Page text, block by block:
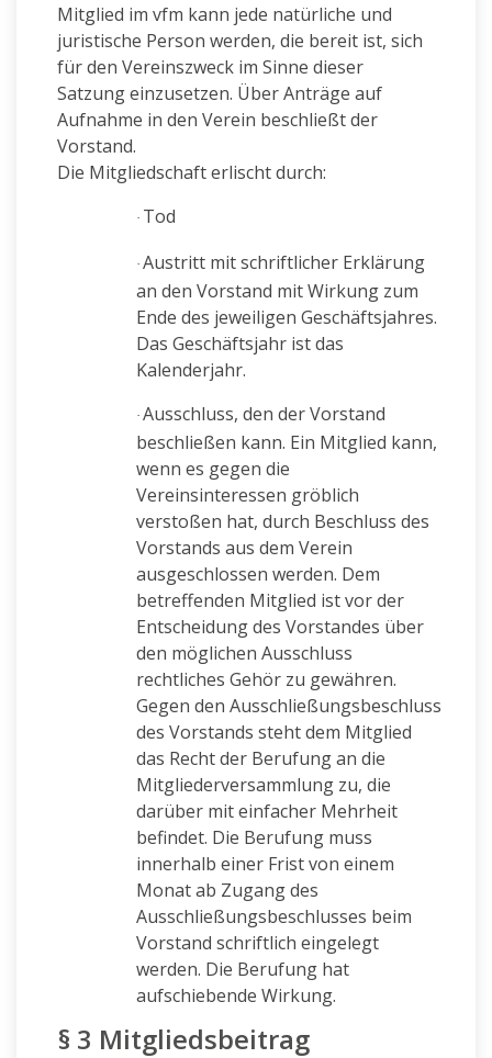
Mitglied im vfm kann jede natürliche und
juristische Person werden, die bereit ist, sich
für den Vereinszweck im Sinne dieser
Satzung einzusetzen. Über Anträge auf
Aufnahme in den Verein beschließt der
Vorstand.
Die Mitgliedschaft erlischt durch:
· Tod
· Austritt mit schriftlicher Erklärung
an den Vorstand mit Wirkung zum
Ende des jeweiligen Geschäftsjahres.
Das Geschäftsjahr ist das
Kalenderjahr.
· Ausschluss, den der Vorstand
beschließen kann. Ein Mitglied kann,
wenn es gegen die
Vereinsinteressen gröblich
verstoßen hat, durch Beschluss des
Vorstands aus dem Verein
ausgeschlossen werden. Dem
betreffenden Mitglied ist vor der
Entscheidung des Vorstandes über
den möglichen Ausschluss
rechtliches Gehör zu gewähren.
Gegen den Ausschließungsbeschluss
des Vorstands steht dem Mitglied
das Recht der Berufung an die
Mitgliederversammlung zu, die
darüber mit einfacher Mehrheit
befindet. Die Berufung muss
innerhalb einer Frist von einem
Monat ab Zugang des
Ausschließungsbeschlusses beim
Vorstand schriftlich eingelegt
werden. Die Berufung hat
aufschiebende Wirkung.
§ 3 Mitgliedsbeitrag